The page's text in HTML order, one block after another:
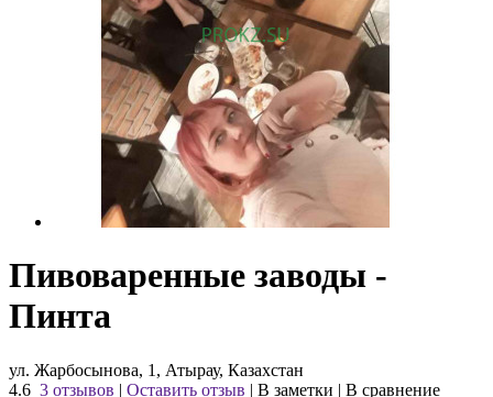
Пивоваренные заводы -
Пинта
ул. Жарбосынова, 1, Атырау, Казахстан
4.6 3 отзывов | Оставить отзыв | В заметки | В сравнение